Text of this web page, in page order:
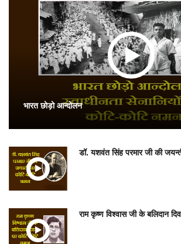
भारत छोड़ो आन्दोलन
डॉ. यशवंत सिंह परमार जी की
राम कृष्ण विश्वास जी के बलिदान